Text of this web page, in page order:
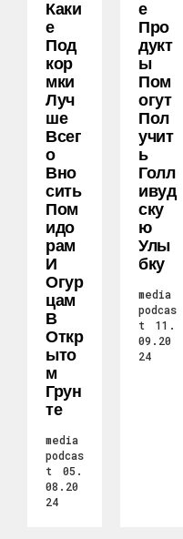
Каки
Е
Под
Кор
Мки
Луч
Ше
Всег
О
Вно
Сить
Пом
Идо
Рам
И
Огур
Цам
В
Откр
Ыто
М
Грун
Те
media
podcas
t
05.
08.20
24
Е
Про
Дукт
Ы
Пом
Огут
Пол
Учит
Ь
Голл
Ивуд
Ску
Ю
Улы
Бку
media
podcas
t
11.
09.20
24